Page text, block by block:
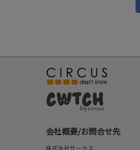
会社概要/お問合せ先
株式会社サーカス